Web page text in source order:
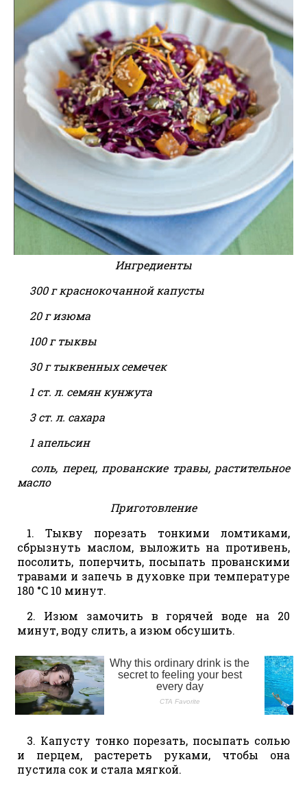
Ингредиенты
300 г краснокочанной капусты
20 г изюма
100 г тыквы
30 г тыквенных семечек
1 ст. л. семян кунжута
3 ст. л. сахара
1 апельсин
соль, перец, прованские травы, растительное
масло
Приготовление
1. Тыкву порезать тонкими ломтиками,
сбрызнуть маслом, выложить на противень,
посолить, поперчить, посыпать прованскими
травами и запечь в духовке при температуре
180 °C 10 минут.
2. Изюм замочить в горячей воде на 20
минут, воду слить, а изюм обсушить.
3. Капусту тонко порезать, посыпать солью
и перцем, растереть руками, чтобы она
пустила сок и стала мягкой.